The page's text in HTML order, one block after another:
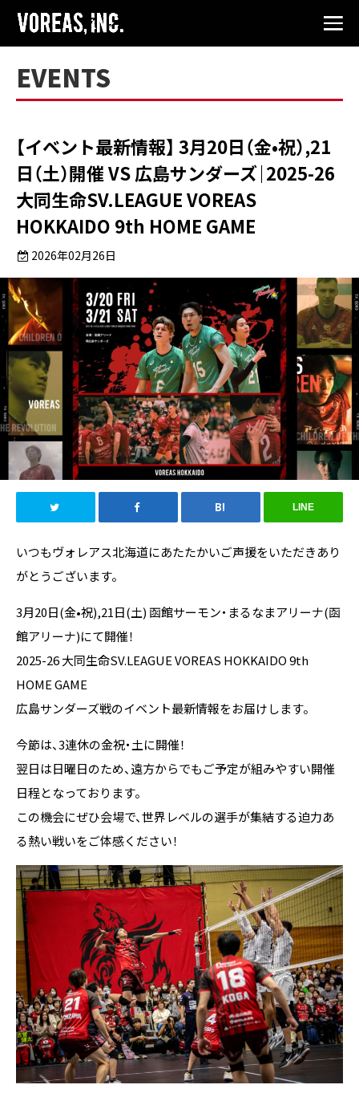
EVENTS
【イベント最新情報】 3月20日（金•祝）,21
日（土）開催 VS 広島サンダーズ｜2025-26
大同生命SV.LEAGUE VOREAS
HOKKAIDO 9th HOME GAME
2026年02月26日
LINE
いつもヴォレアス北海道にあたたかいご声援をいただきあり
がとうございます。
3月20日(金•祝),21日(土) 函館サーモン・まるなまアリーナ(函
館アリーナ)にて開催！
2025-26 大同生命SV.LEAGUE VOREAS HOKKAIDO 9th
HOME GAME
広島サンダーズ戦のイベント最新情報をお届けします。
今節は、3連休の金祝・土に開催！
翌日は日曜日のため、遠方からでもご予定が組みやすい開催
日程となっております。
この機会にぜひ会場で、世界レベルの選手が集結する迫力あ
る熱い戦いをご体感ください！